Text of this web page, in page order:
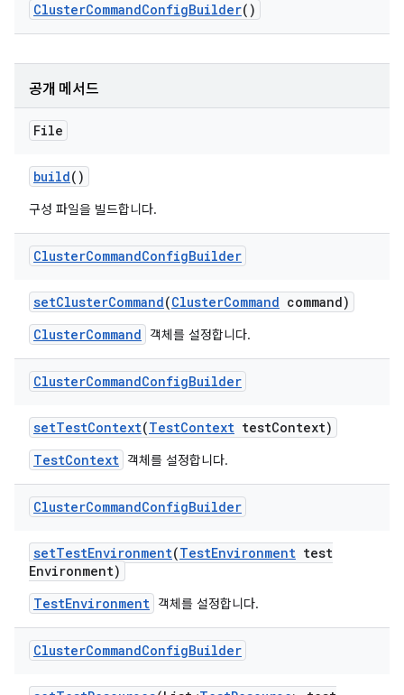
ClusterCommandConfigBuilder()
공개 메서드
File
build()
구성 파일을 빌드합니다.
ClusterCommandConfigBuilder
setClusterCommand(ClusterCommand command)
ClusterCommand
객체를 설정합니다.
ClusterCommandConfigBuilder
setTestContext(TestContext testContext)
TestContext 객체를 설정합니다.
ClusterCommandConfigBuilder
setTestEnvironment(TestEnvironment test
Environment)
TestEnvironment 객체를 설정합니다.
ClusterCommandConfigBuilder